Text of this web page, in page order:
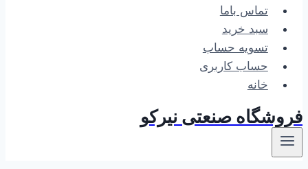
تماس باما
سبد خرید
تسویه حساب
حساب کاربری
خانه
فروشگاه صنعتی نیرکو